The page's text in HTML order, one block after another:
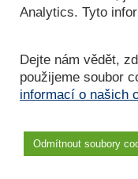
Analytics. Tyto
Dejte nám vědět,
použijeme soubor
informací o našich
Odmítnout soubory